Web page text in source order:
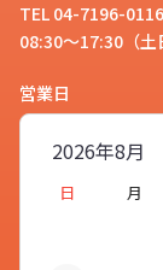
TEL 04-7196-0116
08:30～17:30（土
営業日
8月
2026年
日 月